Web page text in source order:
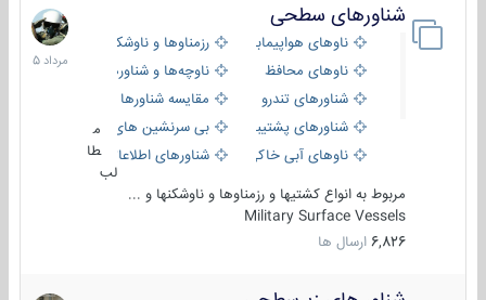
شناورهای سطحی
ناوهای هواپیمابر و بالگرد بررزمناوها و ناوشکن‌ها
ناوهای محافظ
ناوچه‌ها و شناورهای گشتی
شناورهای تندرو
مقایسه شناورها
شناورهای پشتیبانی
بی سرنشین های دریایی
ناوهای آبی خاکی و نیروبرشناورهای اطلاعاتی و جاسوسی
طا
لب
مربوط به انواع کشتیها و رزمناوها و ناوشکنها و ...
Military Surface Vessels
6,826 ارسال ها
2
مرداد
1405